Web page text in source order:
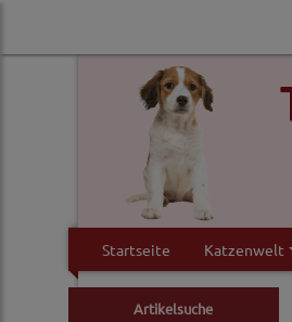
Startseite Katzenwelt
Artikelsuche